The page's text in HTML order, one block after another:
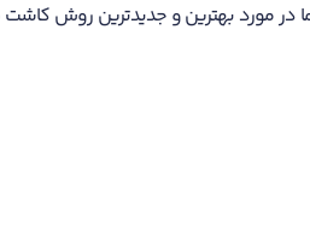
مورد بهترین و جدیدترین روش کاشت مو